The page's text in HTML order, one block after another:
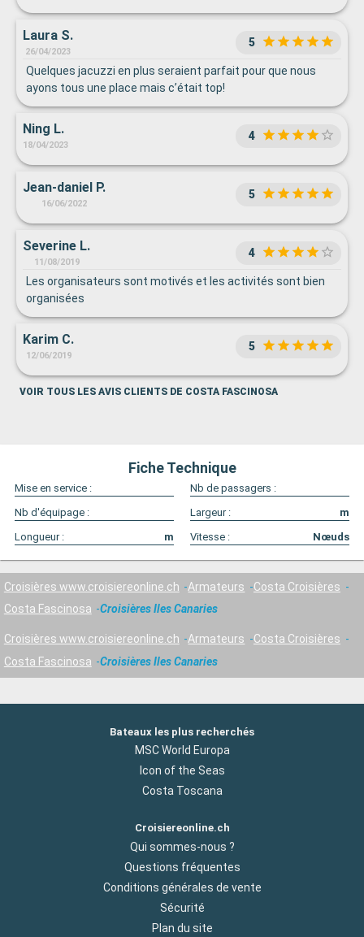
Laura S.
26/04/2023
5
Quelques jacuzzi en plus seraient parfait pour que nous
ayons tous une place mais c’était top!
Ning L.
18/04/2023
4
Jean-daniel P.
16/06/2022
5
Severine L.
11/08/2019
4
Les organisateurs sont motivés et les activités sont bien
organisées
Karim C.
12/06/2019
5
VOIR TOUS LES AVIS CLIENTS DE COSTA FASCINOSA
Fiche Technique
Mise en service :
Nb de passagers :
Nb d'équipage :
Largeur :
m
Longueur :
m Vitesse : Nœuds
Croisières www.croisiereonline.ch Armateurs
Costa Croisières
Costa Fascinosa
Croisières Iles Canaries
Croisières www.croisiereonline.ch Armateurs
Costa Croisières
Costa Fascinosa
Croisières Iles Canaries
Bateaux les plus recherchés
MSC World Europa
Icon of the Seas
Costa Toscana
Croisiereonline.ch
Qui sommes-nous ?
Questions fréquentes
Conditions générales de vente
Sécurité
Plan du site